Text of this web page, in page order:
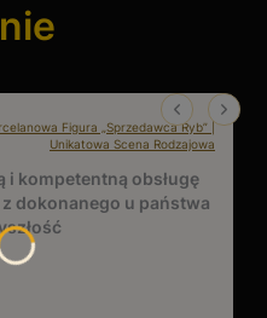
Figura „Sprzedawca Ryb” |
Unikatowa Scena Rodzajowa
i kompetentną obsługę
dokonanego u państwa